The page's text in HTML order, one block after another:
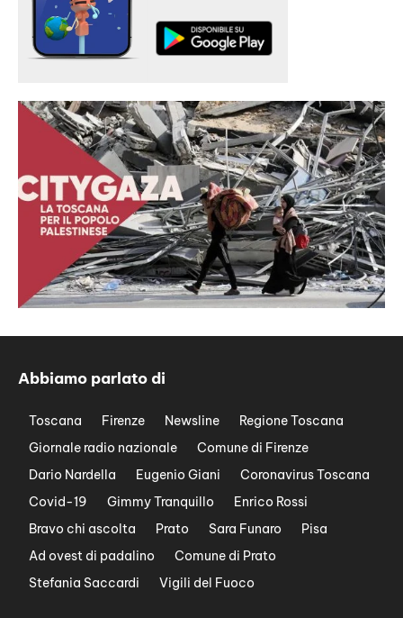
Abbiamo parlato di
Toscana Firenze Newsline
Regione Toscana
Giornale radio nazionale
Comune di Firenze
Dario Nardella
Eugenio Giani
Coronavirus Toscana
Covid-19
Gimmy Tranquillo
Enrico Rossi
Bravo chi ascolta
Prato Sara Funaro
Pisa
Ad ovest di padalino
Comune di Prato
Stefania Saccardi
Vigili del Fuoco